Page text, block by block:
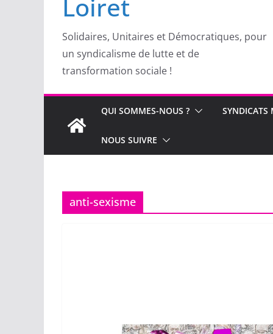
Loiret
Solidaires, Unitaires et Démocratiques, pour
un syndicalisme de lutte et de
transformation sociale !
QUI SOMMES-NOUS ? SYNDICATS
NOUS SUIVRE
anti-sexisme